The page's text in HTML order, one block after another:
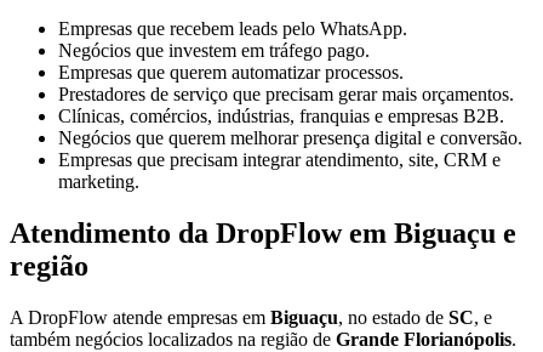
Empresas que recebem leads pelo WhatsApp.
Negócios que investem em tráfego pago.
Empresas que querem automatizar processos.
Prestadores de serviço que precisam gerar mais orçamentos.
Clínicas, comércios, indústrias, franquias e empresas B2B.
Negócios que querem melhorar presença digital e conversão.
Empresas que precisam integrar atendimento, site, CRM e
marketing.
Atendimento da DropFlow em Biguaçu e
região
A DropFlow atende empresas em Biguaçu, no estado de SC, e
também negócios localizados na região de Grande Florianópolis.